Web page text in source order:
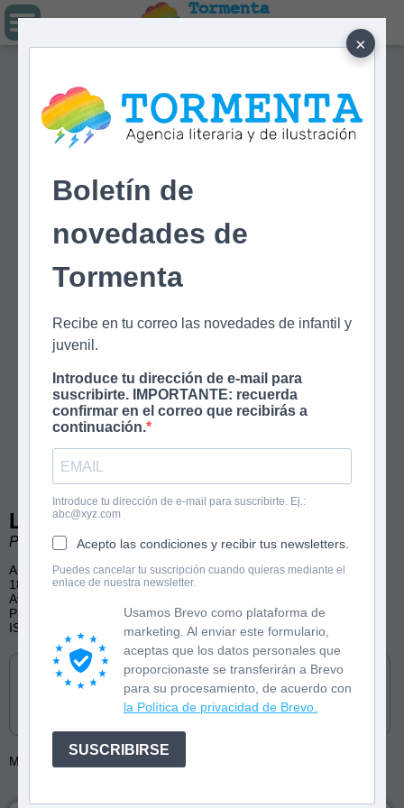
×
Boletín de
novedades de
Tormenta
Recibe en tu correo las novedades de infantil y
juvenil.
Introduce tu dirección de e-mail para
suscribirte. IMPORTANTE: recuerda
confirmar en el correo que recibirás a
continuación.
Introduce tu dirección de e-mail para suscribirte. Ej.:
abc@xyz.com
Acepto las condiciones y recibir tus newsletters.
Puedes cancelar tu suscripción cuando quieras mediante el
enlace de nuestra newsletter.
Usamos Brevo como plataforma de
marketing. Al enviar este formulario,
aceptas que los datos personales que
proporcionaste se transferirán a Brevo
para su procesamiento, de acuerdo con
la Política de privacidad de Brevo.
SUSCRIBIRSE
Tormenta
La ciudad infinita
Pablo C. Reyna
A partir de 12 años
180 páginas
Aventura, Distopía, Amistad, Conflictos sociales
Publicado por Loqueleo
ISBN: 9788491226390
Cómpralo en
Más de: